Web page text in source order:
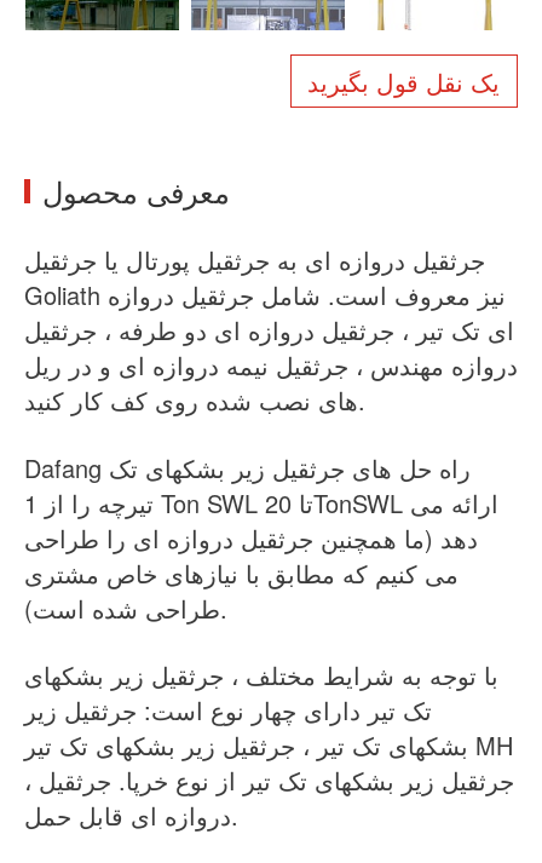
یک نقل قول بگیرید
معرفی محصول
جرثقیل دروازه ای به جرثقیل پورتال یا جرثقیل
Goliath نیز معروف است. شامل جرثقیل دروازه
ای تک تیر ، جرثقیل دروازه ای دو طرفه ، جرثقیل
دروازه مهندس ، جرثقیل نیمه دروازه ای و در ریل
های نصب شده روی کف کار کنید.
Dafang راه حل های جرثقیل زیر بشکهای تک
تیرچه را از 1 Ton SWL تا 20TonSWL ارائه می
دهد (ما همچنین جرثقیل دروازه ای را طراحی
می کنیم که مطابق با نیازهای خاص مشتری
طراحی شده است).
با توجه به شرایط مختلف ، جرثقیل زیر بشکهای
تک تیر دارای چهار نوع است: جرثقیل زیر
بشکهای تک تیر ، جرثقیل زیر بشکهای تک تیر MH
، جرثقیل زیر بشکهای تک تیر از نوع خرپا. جرثقیل
دروازه ای قابل حمل.